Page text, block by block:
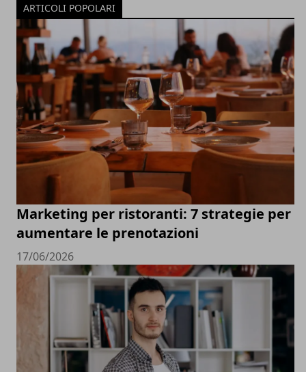
ARTICOLI POPOLARI
Marketing per ristoranti: 7 strategie per
aumentare le prenotazioni
17/06/2026